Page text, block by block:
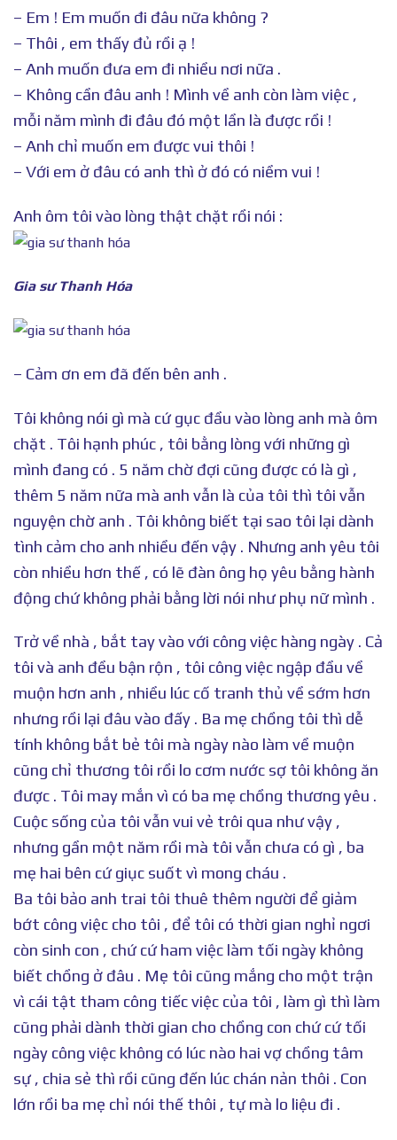
– Em ! Em muốn đi đâu nữa không ?
– Thôi , em thấy đủ rồi ạ !
– Anh muốn đưa em đi nhiều nơi nữa .
– Không cần đâu anh ! Mình về anh còn làm việc ,
mỗi năm mình đi đâu đó một lần là được rồi !
– Anh chỉ muốn em được vui thôi !
– Với em ở đâu có anh thì ở đó có niềm vui !
Anh ôm tôi vào lòng thật chặt rồi nói :
Gia sư Thanh Hóa
– Cảm ơn em đã đến bên anh .
Tôi không nói gì mà cứ gục đầu vào lòng anh mà ôm
chặt . Tôi hạnh phúc , tôi bằng lòng với những gì
mình đang có . 5 năm chờ đợi cũng được có là gì ,
thêm 5 năm nữa mà anh vẫn là của tôi thì tôi vẫn
nguyện chờ anh . Tôi không biết tại sao tôi lại dành
tình cảm cho anh nhiều đến vậy . Nhưng anh yêu tôi
còn nhiều hơn thế , có lẽ đàn ông họ yêu bằng hành
động chứ không phải bằng lời nói như phụ nữ mình .
Trở về nhà , bắt tay vào với công việc hàng ngày . Cả
tôi và anh đều bận rộn , tôi công việc ngập đầu về
muộn hơn anh , nhiều lúc cố tranh thủ về sớm hơn
nhưng rồi lại đâu vào đấy . Ba mẹ chồng tôi thì dễ
tính không bắt bẻ tôi mà ngày nào làm về muộn
cũng chỉ thương tôi rồi lo cơm nước sợ tôi không ăn
được . Tôi may mắn vì có ba mẹ chồng thương yêu .
Cuộc sống của tôi vẫn vui vẻ trôi qua như vậy ,
nhưng gần một năm rồi mà tôi vẫn chưa có gì , ba
mẹ hai bên cứ giục suốt vì mong cháu .
Ba tôi bảo anh trai tôi thuê thêm người để giảm
bớt công việc cho tôi , để tôi có thời gian nghỉ ngơi
còn sinh con , chứ cứ ham việc làm tối ngày không
biết chồng ở đâu . Mẹ tôi cũng mắng cho một trận
vì cái tật tham công tiếc việc của tôi , làm gì thì làm
cũng phải dành thời gian cho chồng con chứ cứ tối
ngày công việc không có lúc nào hai vợ chồng tâm
sự , chia sẻ thì rồi cũng đến lúc chán nản thôi . Con
lớn rồi ba mẹ chỉ nói thế thôi , tự mà lo liệu đi .